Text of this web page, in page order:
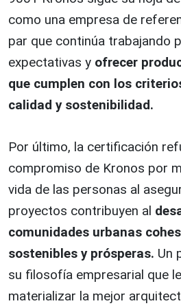
como una empresa de
par que continúa trabajando
expectativas y ofrecer
que cumplen con los
calidad y sostenibilidad.
Por último, la certificación
compromiso de Kronos por
vida de las personas al
proyectos contribuyen al
comunidades urbanas
sostenibles y prósperas. Un
su filosofía empresarial que
materializar la mejor